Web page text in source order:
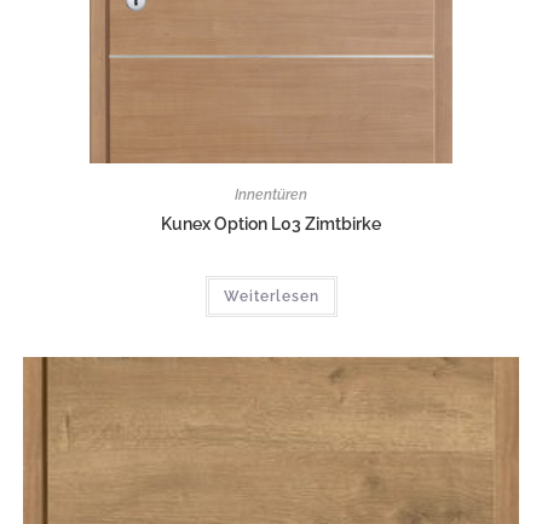
Innentüren
Kunex Option L03 Zimtbirke
Weiterlesen